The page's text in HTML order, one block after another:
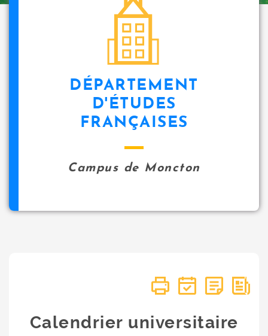
DÉPARTEMENT
D'ÉTUDES
FRANÇAISES
Campus de Moncton
Calendrier universitaire